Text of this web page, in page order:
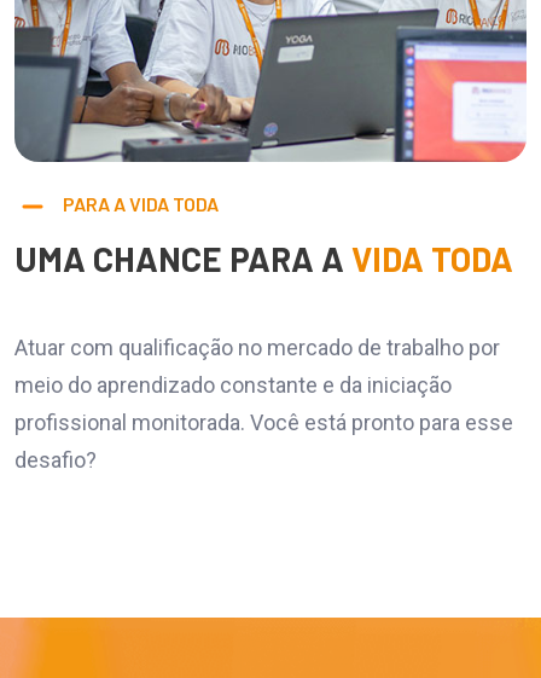
PARA A VIDA TODA
UMA CHANCE PARA A VIDA TODA
Atuar com qualificação no mercado de trabalho por
meio do aprendizado constante e da iniciação
profissional monitorada. Você está pronto para esse
desafio?